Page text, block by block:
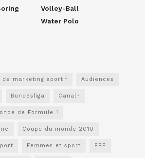
Volley-Ball
Water Polo
de marketing sportif Audiences
Bundesliga Canal+
de Formule 1
Coupe du monde 2010
Femmes et sport FFF